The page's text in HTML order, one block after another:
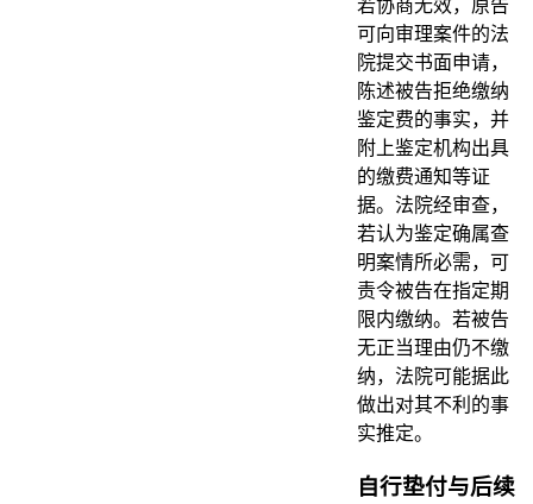
若协商无效，原告
可向审理案件的法
院提交书面申请，
陈述被告拒绝缴纳
鉴定费的事实，并
附上鉴定机构出具
的缴费通知等证
据。法院经审查，
若认为鉴定确属查
明案情所必需，可
责令被告在指定期
限内缴纳。若被告
无正当理由仍不缴
纳，法院可能据此
做出对其不利的事
实推定。
自行垫付与后续